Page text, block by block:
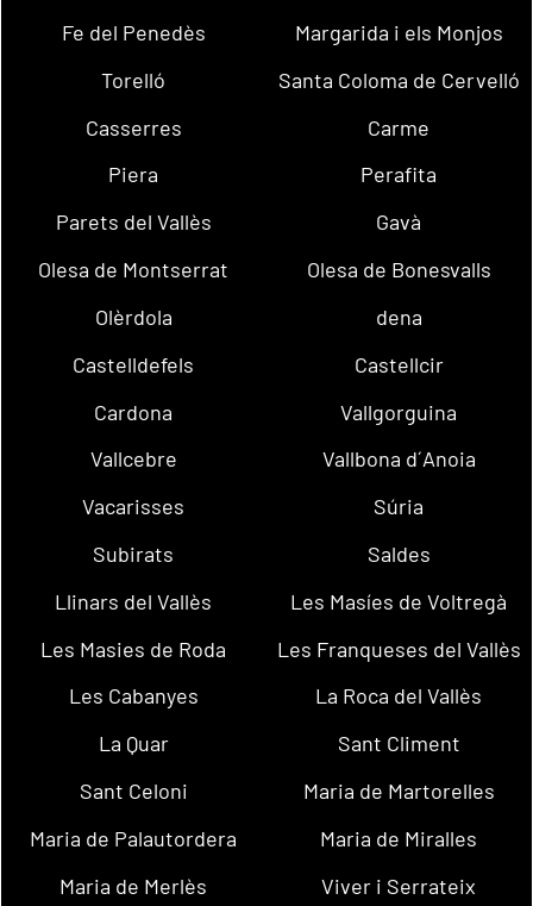
Fe del Penedès
Margarida i els Monjos
Torelló
Santa Coloma de Cervelló
Casserres
Carme
Piera
Perafita
Parets del Vallès
Gavà
Olesa de Montserrat
Olesa de Bonesvalls
Olèrdola
dena
Castelldefels
Castellcir
Cardona
Vallgorguina
Vallcebre
Vallbona d´Anoia
Vacarisses
Súria
Subirats
Saldes
Llinars del Vallès
Les Masíes de Voltregà
Les Masies de Roda
Les Franqueses del Vallès
Les Cabanyes
La Roca del Vallès
La Quar
Sant Climent
Sant Celoni
Maria de Martorelles
Maria de Palautordera
Maria de Miralles
Maria de Merlès
Viver i Serrateix